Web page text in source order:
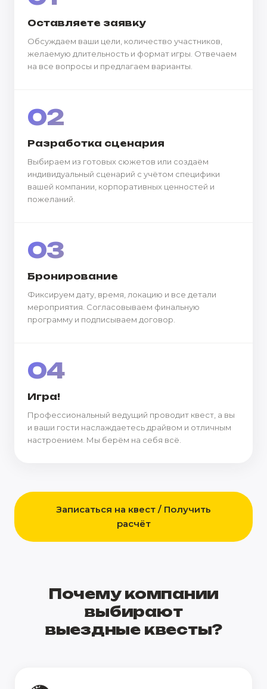
Оставляете заявку
Обсуждаем ваши цели, количество участников,
желаемую длительность и формат игры. Отвечаем
на все вопросы и предлагаем варианты.
02
Разработка сценария
Выбираем из готовых сюжетов или создаём
индивидуальный сценарий с учётом специфики
вашей компании, корпоративных ценностей и
пожеланий.
03
Бронирование
Фиксируем дату, время, локацию и все детали
мероприятия. Согласовываем финальную
программу и подписываем договор.
04
Игра!
Профессиональный ведущий проводит квест, а вы
и ваши гости наслаждаетесь драйвом и отличным
настроением. Мы берём на себя всё.
Записаться на квест / Получить
расчёт
Почему компании
выбирают
выездные квесты?